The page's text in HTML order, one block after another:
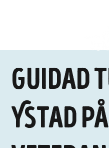
Guidad
Ystad